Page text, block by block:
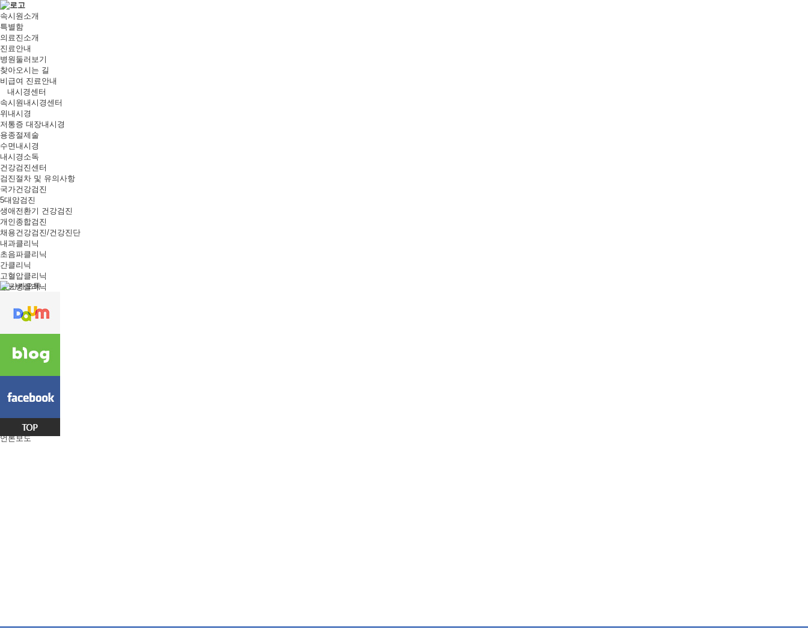
속시원소개
특별함
의료진소개
진료안내
병원둘러보기
찾아오시는 길
비급여 진료안내
내시경센터
속시원내시경센터
위내시경
저통증 대장내시경
용종절제술
수면내시경
내시경소독
건강검진센터
검진절차 및 유의사항
국가건강검진
5대암검진
생애전환기 건강검진
개인종합검진
채용건강검진/건강진단
내과클리닉
초음파클리닉
간클리닉
고혈압클리닉
당뇨병클리닉
금연클리닉
분야별 내과진료
수액클리닉
진료안내
속시원이야기
공지사항
온라인 예약
언론보도